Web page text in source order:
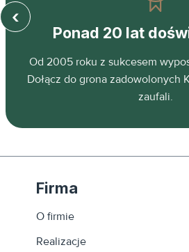
Ponad 20 lat
Od 2005 roku z sukcesem
Dołącz do grona zadowolonych
zaufali.
‹
Firma
O firmie
Realizacje